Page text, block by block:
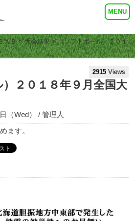
ＡＢ>大会結果> （ソフトボール）２０１
2915 Views
）２０１８年９月全国大
（Wed） / 管理人
ます。